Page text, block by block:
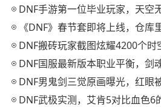
DNF手游第一位毕业玩家，天空无影全部在手，60版本巅峰
《DNF》春节套即将上线，仓库里还有哪些值钱的材料可换成金
DNF搬砖玩家截图炫耀4200个时空石，被大哥瞬间打脸，
DNF国服最新版本职业平衡，剑魂惨遭削弱，男女街霸迎来春天，
DNF男鬼剑三觉原画曝光，红眼被认为最帅气超剑魂，如何评价
DNF武极实测，艾肯5对比血色6的提升效果，您会考虑入手吗